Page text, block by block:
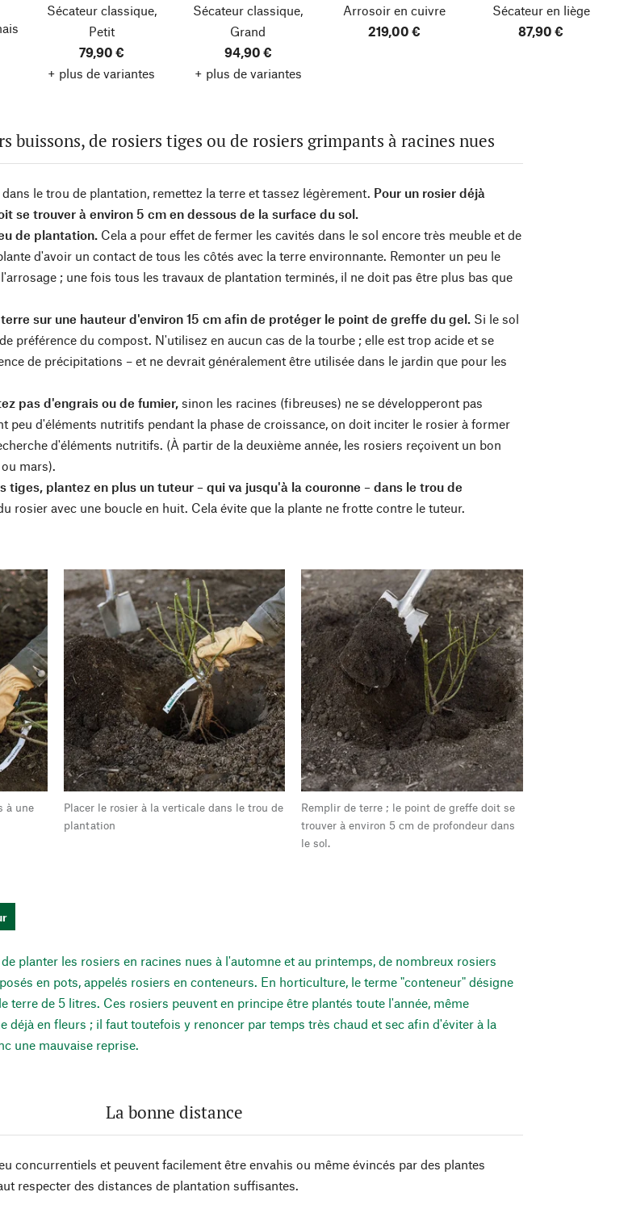
Sécateur classique,
Petit
79,90 €
+ plus de variantes
Sécateur classique,
Grand
94,90 €
+ plus de variantes
Arrosoir en cuivre
219,00 €
Sécateur en liège
87,90 €
buissons, de rosiers tiges ou de rosiers grimpants à racines nues
le trou de plantation, remettez la terre et tassez légèrement. Pour un rosier déjà
se trouver à environ 5 cm en dessous de la surface du sol.
de plantation.Cela a pour effet de fermer les cavités dans le sol encore très meuble et de
d'avoir un contact de tous les côtés avec la terre environnante. Remonter un peu le
; une fois tous les travaux de plantation terminés, il ne doit pas être plus bas que
sur une hauteur d'environ 15 cm afin de protéger le point de greffe du gel.Si le sol
préférence du compost. N'utilisez en aucun cas de la tourbe ; elle est trop acide et se
de précipitations – et ne devrait généralement être utilisée dans le jardin que pour les
pas d'engrais ou de fumier,sinon les racines (fibreuses) ne se développeront pas
peu d'éléments nutritifs pendant la phase de croissance, on doit inciter le rosier à former
d'éléments nutritifs. (À partir de la deuxième année, les rosiers reçoivent un bon
mars).
tiges, plantez en plus un tuteur – qui va jusqu'à la couronne – dans le trou de
rosier avec une boucle en huit. Cela évite que la plante ne frotte contre le tuteur.
à une
Placer le rosier à la verticale dans le trou de
plantation
Remplir de terre ; le point de greffe doit se
trouver à environ 5 cm de profondeur dans
le sol.
planter les rosiers en racines nues à l'automne et au printemps, de nombreux rosiers
en pots, appelés rosiers en conteneurs. En horticulture, le terme "conteneur" désigne
terre de 5 litres. Ces rosiers peuvent en principe être plantés toute l'année, même
déjà en fleurs ; il faut toutefois y renoncer par temps très chaud et sec afin d'éviter à la
une mauvaise reprise.
La bonne distance
concurrentiels et peuvent facilement être envahis ou même évincés par des plantes
respecter des distances de plantation suffisantes.